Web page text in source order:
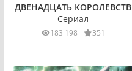
ДВЕНАДЦАТЬ КОРОЛЕВСТВ
Сериал
183 198 351